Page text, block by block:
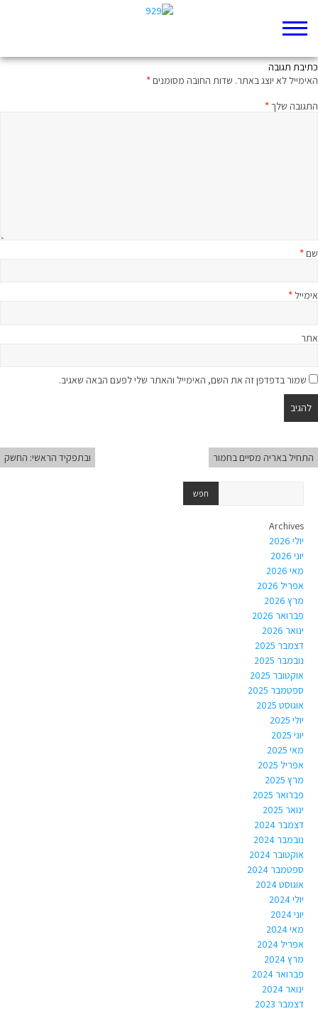
כתיבת תגובה
האימייל לא יוצג באתר. שדות החובה מסומנים*
התגובה שלך*
שם*
אימייל *
אתר
שמור בדפדפן זה את השם, האימייל והאתר שלי לפעם הבאה שאגיב.
התחיל באריה מסיים בחמור ובתפקיד הראשי: החשק
Archives
יולי 2026
יוני 2026
מאי 2026
אפריל 2026
מרץ 2026
פברואר 2026
ינואר 2026
דצמבר 2025
נובמבר 2025
אוקטובר 2025
ספטמבר 2025
אוגוסט 2025
יולי 2025
יוני 2025
מאי 2025
אפריל 2025
מרץ 2025
פברואר 2025
ינואר 2025
דצמבר 2024
נובמבר 2024
אוקטובר 2024
ספטמבר 2024
אוגוסט 2024
יולי 2024
יוני 2024
מאי 2024
אפריל 2024
מרץ 2024
פברואר 2024
ינואר 2024
דצמבר 2023